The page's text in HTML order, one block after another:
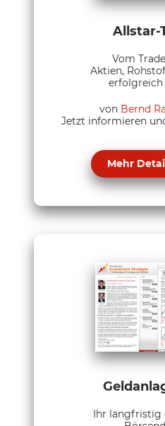
Allstar-
Vom
Aktien,
erfolgreich
von Bernd
Jetzt informieren
Mehr
Ihr langfristig